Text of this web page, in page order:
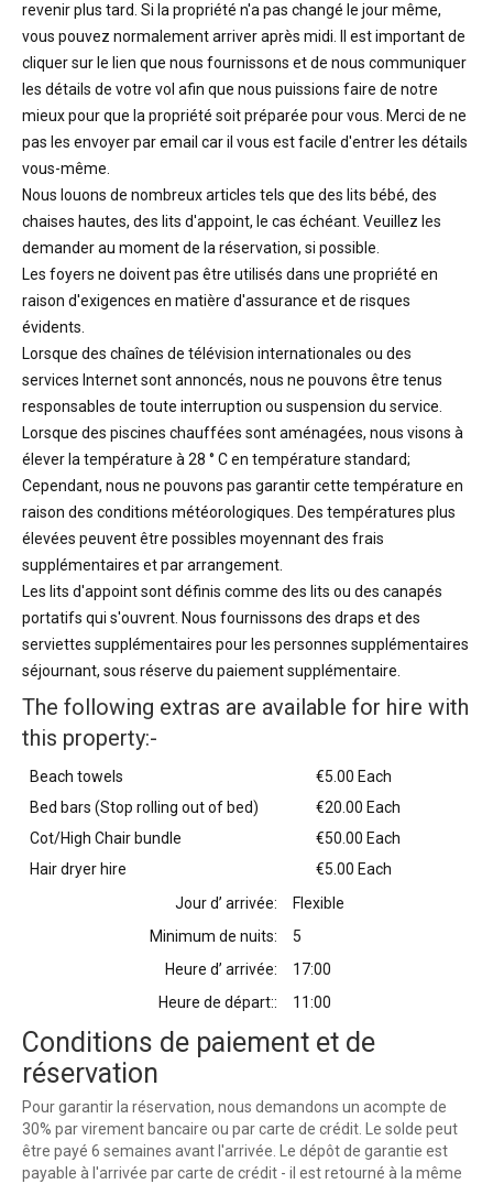
revenir plus tard. Si la propriété n'a pas changé le jour même,
vous pouvez normalement arriver après midi. Il est important de
cliquer sur le lien que nous fournissons et de nous communiquer
les détails de votre vol afin que nous puissions faire de notre
mieux pour que la propriété soit préparée pour vous. Merci de ne
pas les envoyer par email car il vous est facile d'entrer les détails
vous-même.
Nous louons de nombreux articles tels que des lits bébé, des
chaises hautes, des lits d'appoint, le cas échéant. Veuillez les
demander au moment de la réservation, si possible.
Les foyers ne doivent pas être utilisés dans une propriété en
raison d'exigences en matière d'assurance et de risques
évidents.
Lorsque des chaînes de télévision internationales ou des
services Internet sont annoncés, nous ne pouvons être tenus
responsables de toute interruption ou suspension du service.
Lorsque des piscines chauffées sont aménagées, nous visons à
élever la température à 28 ° C en température standard;
Cependant, nous ne pouvons pas garantir cette température en
raison des conditions météorologiques. Des températures plus
élevées peuvent être possibles moyennant des frais
supplémentaires et par arrangement.
Les lits d'appoint sont définis comme des lits ou des canapés
portatifs qui s'ouvrent. Nous fournissons des draps et des
serviettes supplémentaires pour les personnes supplémentaires
séjournant, sous réserve du paiement supplémentaire.
The following extras are available for hire with
this property:-
Beach towels
€5.00 Each
Bed bars (Stop rolling out of bed)
€20.00 Each
Cot/High Chair bundle
€50.00 Each
Hair dryer hire
€5.00 Each
Jour d’ arrivée:
Flexible
Minimum de nuits:
5
Heure d’ arrivée:
17:00
Heure de départ::
11:00
Conditions de paiement et de
réservation
Pour garantir la réservation, nous demandons un acompte de
30% par virement bancaire ou par carte de crédit. Le solde peut
être payé 6 semaines avant l'arrivée. Le dépôt de garantie est
payable à l'arrivée par carte de crédit - il est retourné à la même